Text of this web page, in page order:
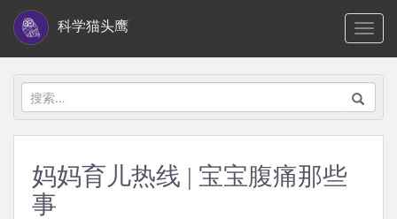
i
科学猫头鹰
搜
索：
妈妈育儿热线 | 宝宝腹痛那些
事